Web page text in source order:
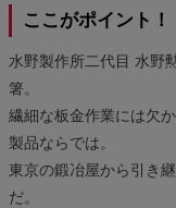
ここがポイント！
水野製作所二代目 水野
箸。
繊細な板金作業には欠
製品ならでは。
東京の鍛冶屋から引き
だ。